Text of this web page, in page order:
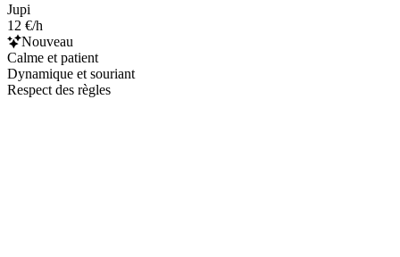
Jupi
12 €/h
Nouveau
Calme et patient
Dynamique et souriant
Respect des règles